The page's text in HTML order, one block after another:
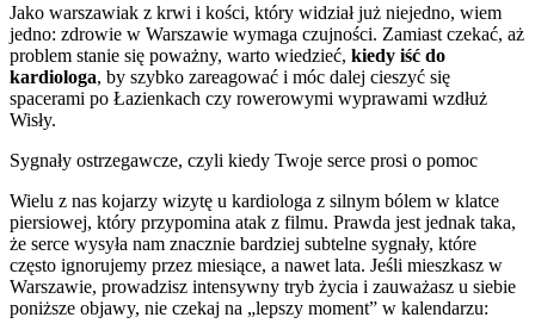
Jako warszawiak z krwi i kości, który widział już niejedno, wiem
jedno: zdrowie w Warszawie wymaga czujności. Zamiast czekać, aż
problem stanie się poważny, warto wiedzieć, kiedy iść do
kardiologa, by szybko zareagować i móc dalej cieszyć się
spacerami po Łazienkach czy rowerowymi wyprawami wzdłuż
Wisły.
Sygnały ostrzegawcze, czyli kiedy Twoje serce prosi o pomoc
Wielu z nas kojarzy wizytę u kardiologa z silnym bólem w klatce
piersiowej, który przypomina atak z filmu. Prawda jest jednak taka,
że serce wysyła nam znacznie bardziej subtelne sygnały, które
często ignorujemy przez miesiące, a nawet lata. Jeśli mieszkasz w
Warszawie, prowadzisz intensywny tryb życia i zauważasz u siebie
poniższe objawy, nie czekaj na „lepszy moment” w kalendarzu: